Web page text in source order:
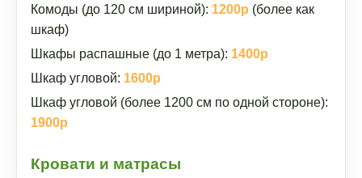
Комоды (до 120 см шириной): 1200р (более как
шкаф)
Шкафы распашные (до 1 метра): 1400р
Шкаф угловой: 1600р
Шкаф угловой (более 1200 см по одной стороне):
1900р
Кровати и матрасы